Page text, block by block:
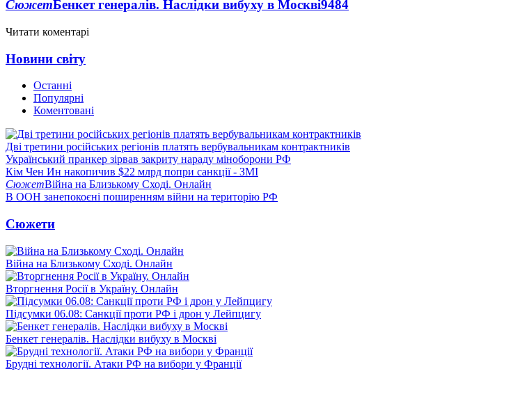
СюжетБенкет генералів. Наслідки вибуху в Москві9484
Читати коментарі
Новини світу
Останні
Популярні
Коментовані
Дві третини російських регіонів платять вербувальникам контрактників
Український пранкер зірвав закриту нараду міноборони РФ
Кім Чен Ин накопичив $22 млрд попри санкції - ЗМІ
СюжетВійна на Близькому Сході. Онлайн
В ООН занепокоєні поширенням війни на територію РФ
Сюжети
Війна на Близькому Сході. Онлайн
Вторгнення Росії в Україну. Онлайн
Підсумки 06.08: Санкції проти РФ і дрон у Лейпцигу
Бенкет генералів. Наслідки вибуху в Москві
Брудні технології. Атаки РФ на вибори у Франції